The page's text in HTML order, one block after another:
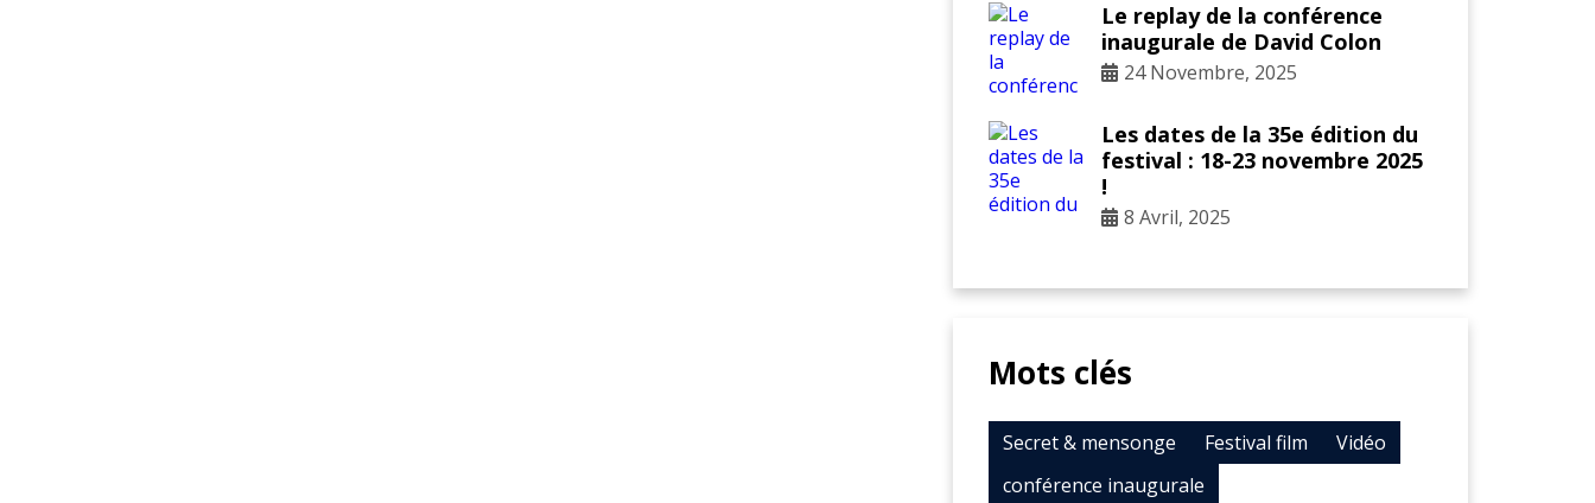
Le replay de la conférence
inaugurale de David Colon
24 Novembre, 2025
Les dates de la 35e édition du
festival : 18-23 novembre 2025
!
8 Avril, 2025
Mots clés
Secret & mensonge Festival film
Vidéo
conférence inaugurale